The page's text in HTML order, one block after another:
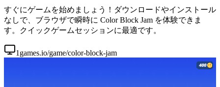
すぐにゲームを始めましょう！ダウンロードやインストール
なしで、ブラウザで瞬時に Color Block Jam を体験できま
す。クイックゲームセッションに最適です。
1games.io/game/color-block-jam